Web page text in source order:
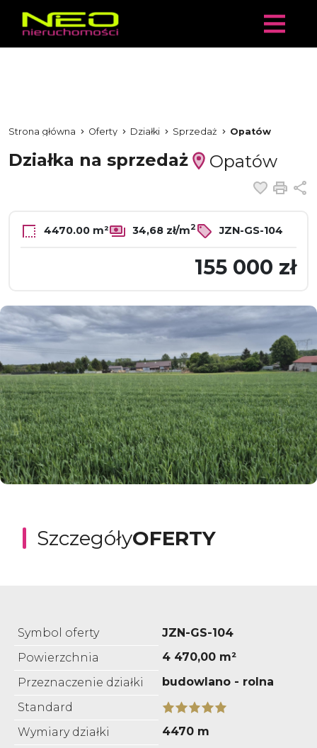
Strona główna Oferty Działki Sprzedaż Opatów
Działka na sprzedaż Opatów
Dodaj
4470.00 m² 34,68 zł/m2 JZN-GS-104
155 000 zł
SzczegółyOFERTY
Symbol oferty
JZN-GS-104
Powierzchnia
4 470,00 m²
Przeznaczenie działki
budowlano - rolna
Standard
Wymiary działki
4470 m